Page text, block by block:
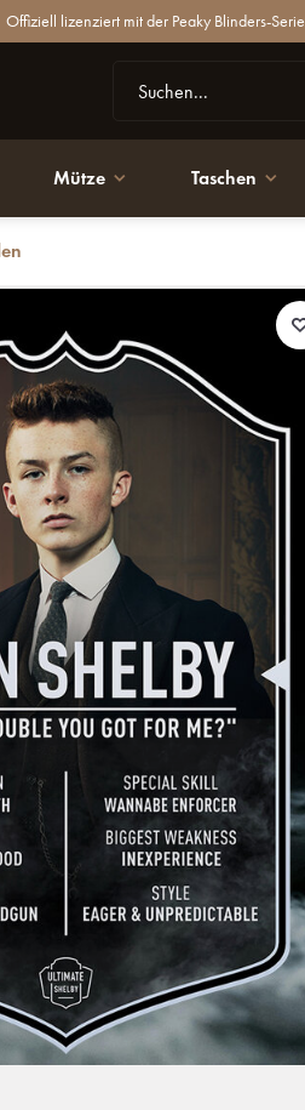
Offiziell lizenziert mit der Peaky Blinders-Serie
Mütze Taschen
| Peaky Blinders